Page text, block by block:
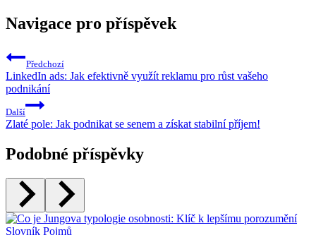
Navigace pro příspěvek
Předchozí
LinkedIn ads: Jak efektivně využít reklamu pro růst vašeho
podnikání
Další
Zlaté pole: Jak podnikat se senem a získat stabilní příjem!
Podobné příspěvky
Slovník Pojmů